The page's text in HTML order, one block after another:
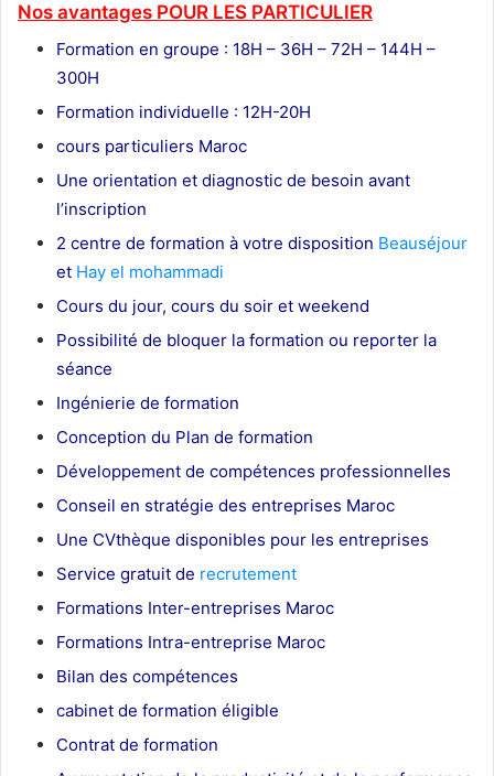
Nos avantages POUR LES PARTICULIER
Formation en groupe : 18H – 36H – 72H – 144H –
300H
Formation individuelle : 12H-20H
cours particuliers Maroc
Une orientation et diagnostic de besoin avant
l’inscription
2 centre de formation à votre disposition Beauséjour
et Hay el mohammadi
Cours du jour, cours du soir et weekend
Possibilité de bloquer la formation ou reporter la
séance
Ingénierie de formation
Conception du Plan de formation
Développement de compétences professionnelles
Conseil en stratégie des entreprises Maroc
Une CVthèque disponibles pour les entreprises
Service gratuit de recrutement
Formations Inter-entreprises Maroc
Formations Intra-entreprise Maroc
Bilan des compétences
cabinet de formation éligible
Contrat de formation